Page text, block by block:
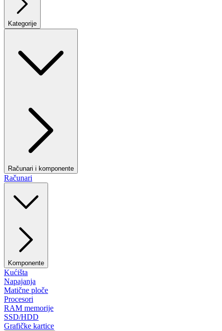
Kategorije
Računari i komponente
Računari
Komponente
Kućišta
Napajanja
Matične ploče
Procesori
RAM memorije
SSD/HDD
Grafičke kartice